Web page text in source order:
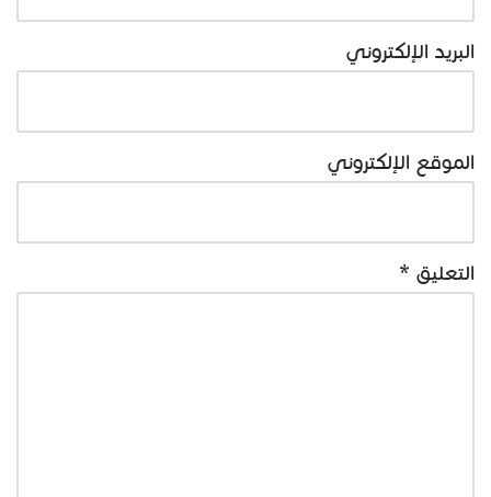
البريد الإلكتروني
الموقع الإلكتروني
التعليق *